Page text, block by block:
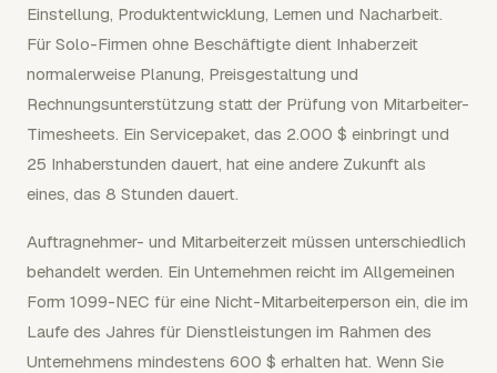
Einstellung, Produktentwicklung, Lernen und Nacharbeit.
Für Solo-Firmen ohne Beschäftigte dient Inhaberzeit
normalerweise Planung, Preisgestaltung und
Rechnungsunterstützung statt der Prüfung von Mitarbeiter-
Timesheets. Ein Servicepaket, das 2.000 $ einbringt und
25 Inhaberstunden dauert, hat eine andere Zukunft als
eines, das 8 Stunden dauert.
Auftragnehmer- und Mitarbeiterzeit müssen unterschiedlich
behandelt werden. Ein Unternehmen reicht im Allgemeinen
Form 1099-NEC für eine Nicht-Mitarbeiterperson ein, die im
Laufe des Jahres für Dienstleistungen im Rahmen des
Unternehmens mindestens 600 $ erhalten hat. Wenn Sie